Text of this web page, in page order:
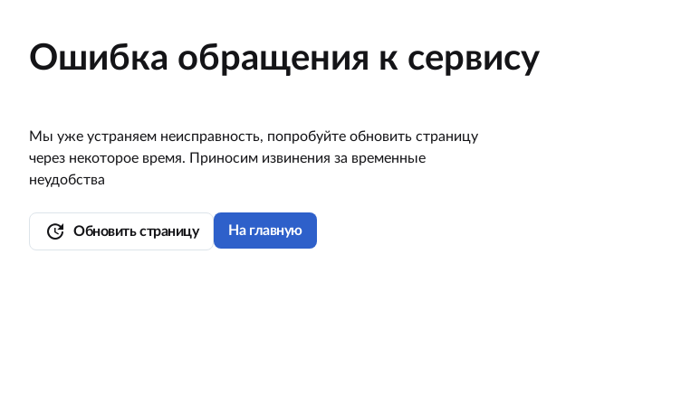
Ошибка обращения к сервису
Мы уже устраняем неисправность, попробуйте обновить страницу
через некоторое время. Приносим извинения за временные
неудобства
update Обновить страницу На главную